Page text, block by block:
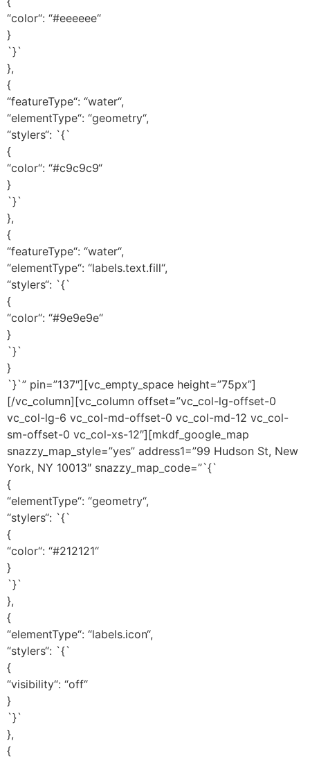
“color“: “#eeeeee“
}
`}`
},
{
“featureType“: “water“,
“elementType“: “geometry“,
“stylers“: `{`
{
“color“: “#c9c9c9“
}
`}`
},
{
“featureType“: “water“,
“elementType“: “labels.text.fill“,
“stylers“: `{`
{
“color“: “#9e9e9e“
}
`}`
}
`}`” pin=”137″][vc_empty_space height=”75px”]
[/vc_column][vc_column offset=”vc_col-lg-offset-0
vc_col-lg-6 vc_col-md-offset-0 vc_col-md-12 vc_col-
sm-offset-0 vc_col-xs-12″][mkdf_google_map
snazzy_map_style=”yes” address1=”99 Hudson St, New
York, NY 10013″ snazzy_map_code=”`{`
{
“elementType“: “geometry“,
“stylers“: `{`
{
“color“: “#212121“
}
`}`
},
{
“elementType“: “labels.icon“,
“stylers“: `{`
{
“visibility“: “off“
}
`}`
},
{